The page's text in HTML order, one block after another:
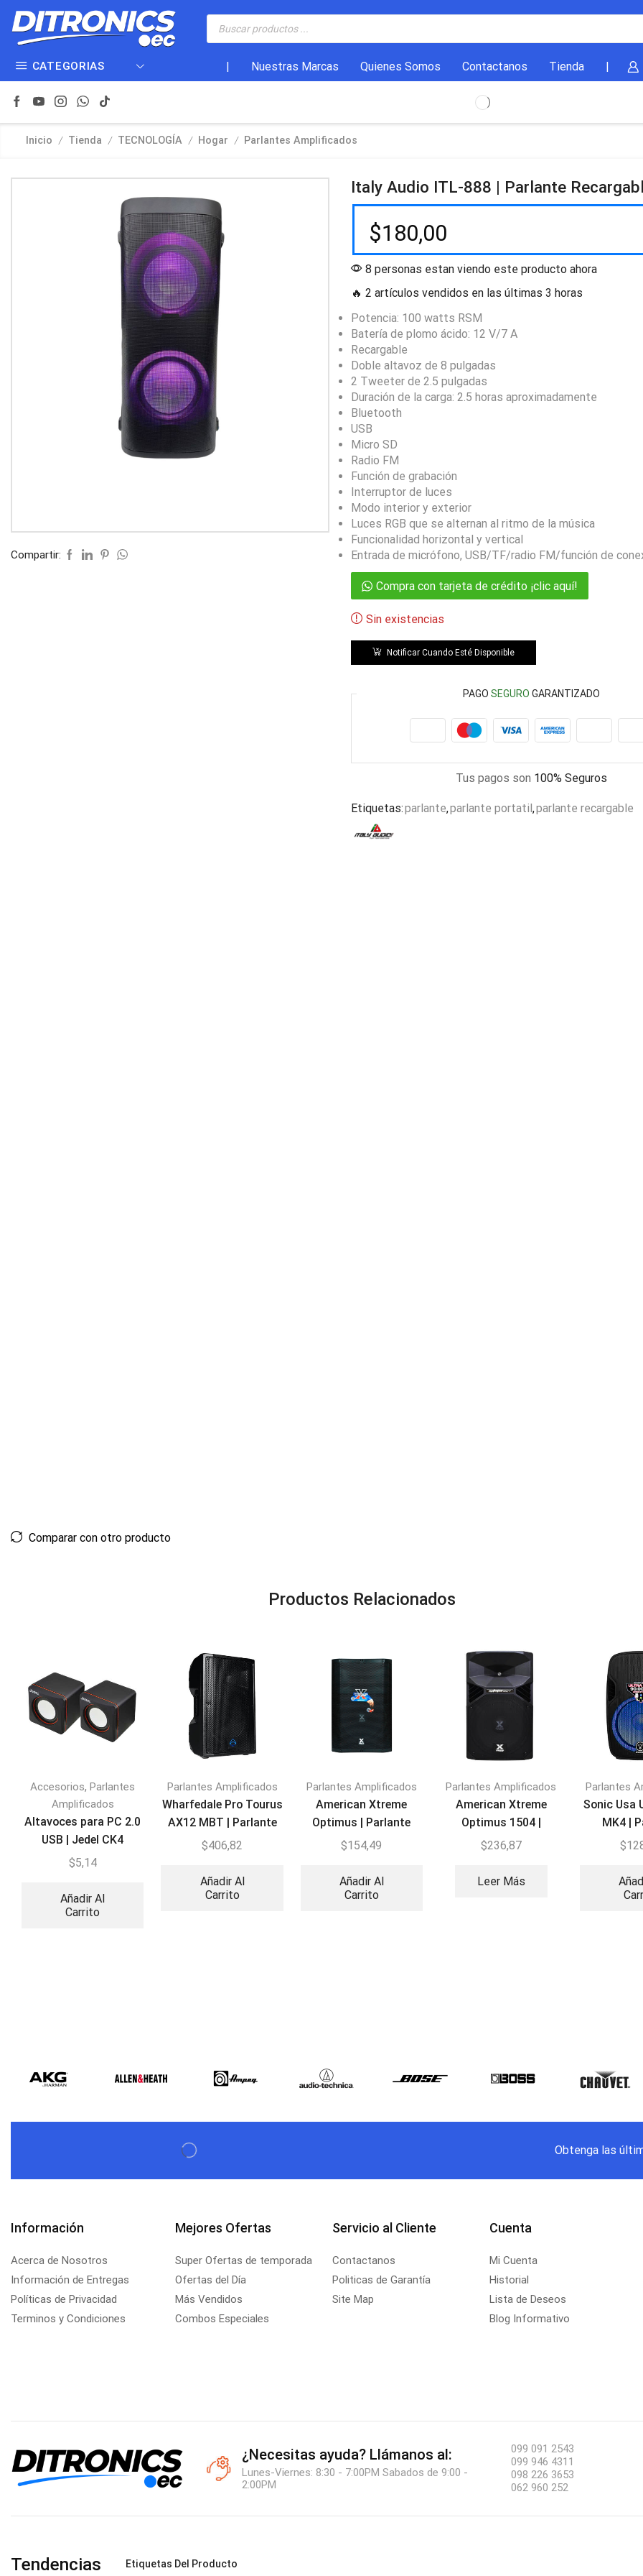
CATEGORIAS Nuestras Marcas Quienes Somos Contactanos Tienda
Inicio / Tienda / TECNOLOGÍA / Hogar / Parlantes Amplificados
Compartir:
Italy Audio ITL-888 | Parlante
$180,00
8 personas estan viendo este producto ahora
🔥 2 artículos vendidos en las últimas 3 horas
Potencia: 100 watts RSM
Batería de plomo ácido: 12 V/7 A
Recargable
Doble altavoz de 8 pulgadas
2 Tweeter de 2.5 pulgadas
Duración de la carga: 2.5 horas aproximadamente
Bluetooth
USB
Micro SD
Radio FM
Función de grabación
Interruptor de luces
Modo interior y exterior
Luces RGB que se alternan al ritmo de la música
Funcionalidad horizontal y vertical
Entrada de micrófono, USB/TF/radio FM/función de
Compra con tarjeta de crédito ¡clic aquí!
Sin existencias
Notificar Cuando Esté Disponible
PAGOSEGURO GARANTIZADO
Tus pagos son 100% Seguros
Etiquetas:parlante,parlante portatil ,parlante recargable
Comparar con otro producto
Productos Relacionados
Accesorios,Parlantes
Amplificados
Altavoces para PC 2.0
USB | Jedel CK4
$5,14
Añadir Al
Carrito
Parlantes Amplificados
Wharfedale Pro Tourus
AX12 MBT | Parlante
Amplificado Activo
$406,82
Añadir Al
Carrito
Parlantes Amplificados
American Xtreme
Optimus | Parlante
Amplificado Pasivo
$154,49
Añadir Al
Carrito
Parlantes Amplificados
American Xtreme
Optimus 1504 |
Parlante Amplificado
$236,87
Leer Más
Parlantes
Sonic Usa
MK4 |
$
Obtenga las
Información
Acerca de Nosotros
Información de Entregas
Políticas de Privacidad
Terminos y Condiciones
Mejores Ofertas
Super Ofertas de temporada
Ofertas del Día
Más Vendidos
Combos Especiales
Servicio al Cliente
Contactanos
Politicas de Garantía
Site Map
Cuenta
Mi Cuenta
Historial
Lista de Deseos
Blog Informativo
¿Necesitas ayuda? Llámanos al:
Lunes-Viernes: 8:30 - 7:00PM Sabados de 9:00 -
2:00PM
099 091 2543
099 946 4311
098 226 3653
062 960 252
Tendencias Etiquetas Del Producto